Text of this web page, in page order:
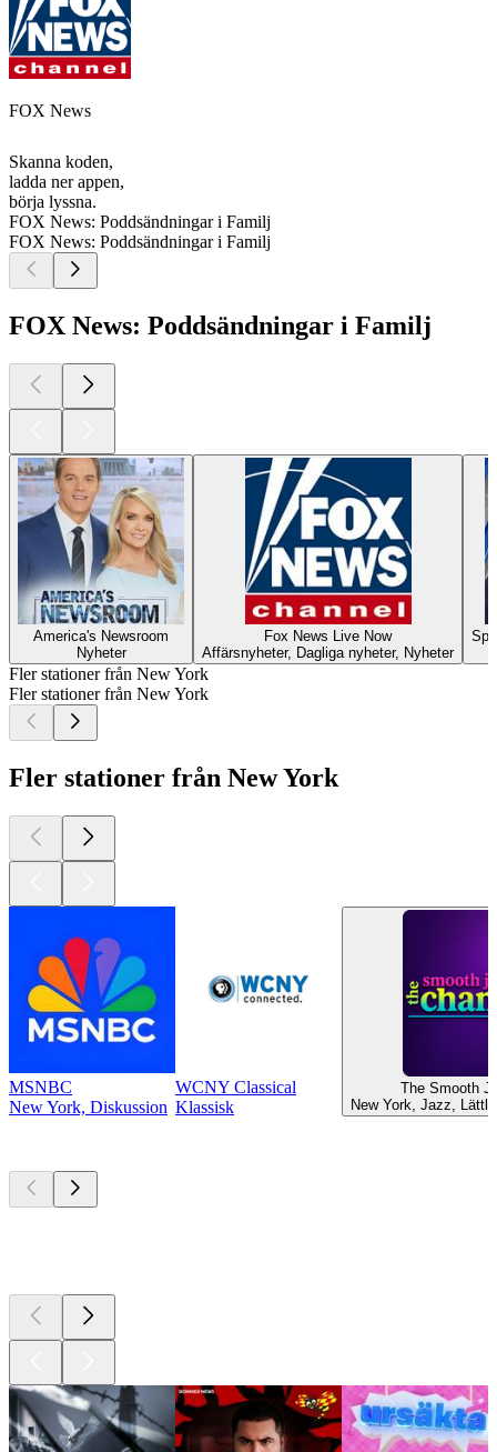
FOX News
Skanna koden,
ladda ner appen,
börja lyssna.
FOX News: Poddsändningar i Familj
FOX News: Poddsändningar i Familj
FOX News: Poddsändningar i Familj
America's Newsroom
Nyheter
Fox News Live Now
Affärsnyheter, Dagliga nyheter, Nyheter
Fler stationer från New York
Fler stationer från New York
Fler stationer från New York
MSNBC
New York, Diskussion
WCNY Classical
Klassisk
The Smooth
New York, Jazz,